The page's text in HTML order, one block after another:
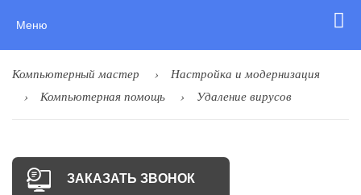
Меню
Компьютерный мастер
Настройка и модернизация
Компьютерная помощь
Удаление вирусов
ЗАКАЗАТЬ ЗВОНОК